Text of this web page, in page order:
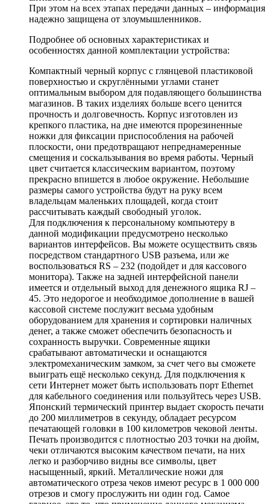
При этом на всех этапах передачи данных – информация
надежно защищена от злоумышленников.
Подробнее об основных характеристиках и
особенностях данной комплектации устройства:
Компактный черный корпус с глянцевой пластиковой
поверхностью и скруглёнными углами станет
оптимальным выбором для подавляющего большинства
магазинов. В таких изделиях больше всего ценится
прочность и долговечность. Корпус изготовлен из
крепкого пластика, на дне имеются прорезиненные
ножки для фиксации приспособления на рабочей
плоскости, они предотвращают непреднамеренные
смещения и соскальзывания во время работы. Черный
цвет считается классическим вариантом, поэтому
прекрасно впишется в любое окружение. Небольшие
размеры самого устройства будут на руку всем
владельцам маленьких площадей, когда стоит
рассчитывать каждый свободный уголок.
Для подключения к персональному компьютеру в
данной модификации предусмотрено несколько
вариантов интерфейсов. Вы можете осуществить связь
посредством стандартного USB разъема, или же
воспользоваться RS – 232 (подойдет и для кассового
монитора). Также на задней интерфейсной панели
имеется и отдельный выход для денежного ящика RJ –
45. Это недорогое и необходимое дополнение в вашей
кассовой системе послужит весьма удобным
оборудованием для хранения и сортировки наличных
денег, а также сможет обеспечить безопасность и
сохранность выручки. Современные ящики
срабатывают автоматически и оснащаются
электромеханическим замком, за счет чего вы сможете
выиграть ещё несколько секунд. Для подключения к
сети Интернет может быть использовать порт Ethernet
для кабельного соединения или пользуйтесь через USB.
Японский термический принтер выдает скорость печати
до 200 миллиметров в секунду, обладает ресурсом
печатающей головки в 100 километров чековой ленты.
Печать производится с плотностью 203 точки на дюйм,
чеки отличаются высоким качеством печати, на них
легко и разборчиво видны все символы, цвет
насыщенный, яркий. Металлические ножи для
автоматического отреза чеков имеют ресурс в 1 000 000
отрезов и смогу прослужить ни один год. Самое